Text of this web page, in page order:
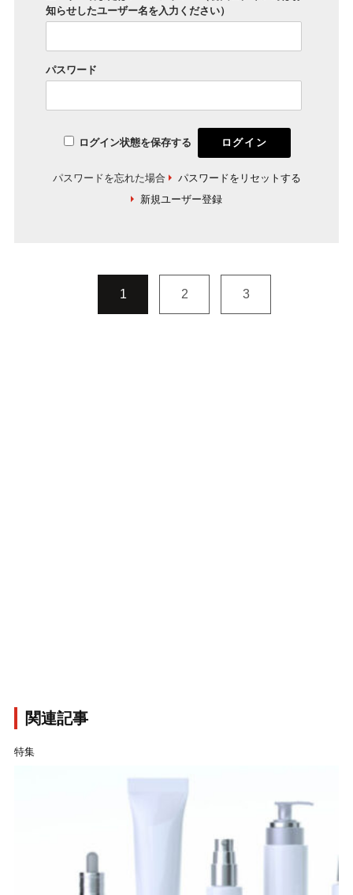
知らせしたユーザー名を入力ください）
パスワード
ログイン状態を保存する
パスワードを忘れた場合
パスワードをリセットする
新規ユーザー登録
1 2 3
関連記事
特集